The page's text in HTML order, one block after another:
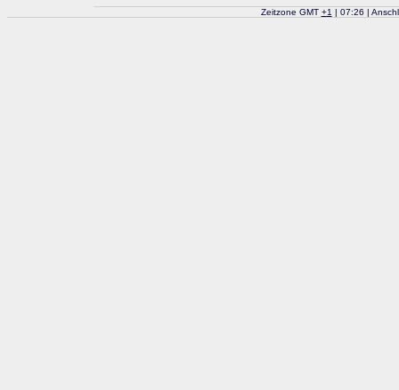
Zeitzone GMT +1 | 07:26 |